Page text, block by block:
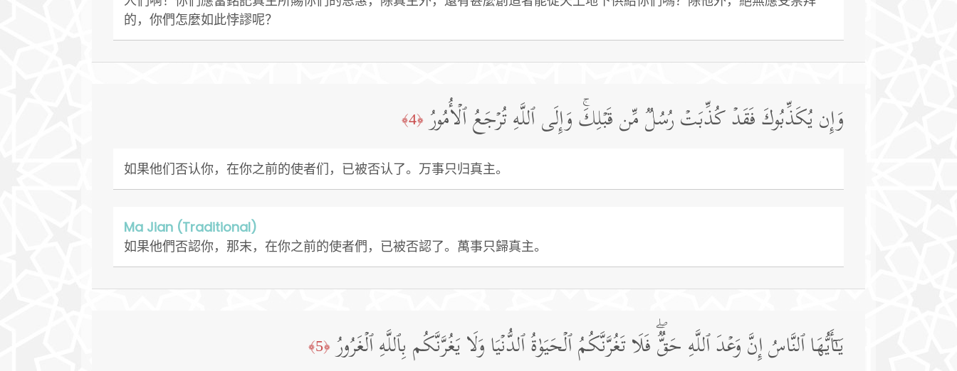
的，你們怎麼如此悖謬呢？
وَإِن یُكَذِّبُوكَ فَقَدۡ كُذِّبَتۡ رُسُلࣱ مِّن قَبۡلِكَۚ وَإِلَى ٱللَّهِ تُرۡجَعُ ٱلۡأُمُورُ ﴿4﴾
如果他们否认你，在你之前的使者们，已被否认了。万事只归真主。
Ma Jian (Traditional)
如果他們否認你，那末，在你之前的使者們，已被否認了。萬事只歸真主。
یَـٰۤأَیُّهَا ٱلنَّاسُ إِنَّ وَعۡدَ ٱللَّهِ حَقࣱّۖ فَلَا تَغُرَّنَّكُمُ ٱلۡحَیَوٰةُ ٱلدُّنۡیَا وَلَا یَغُرَّنَّكُم بِٱللَّهِ ٱلۡغَرُورُ ﴿5﴾